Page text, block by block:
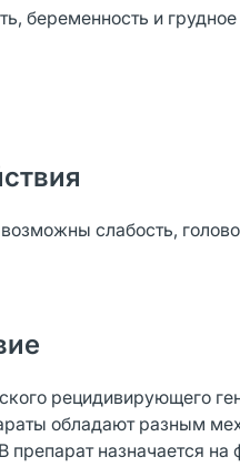
беременность и
слабость,
рецидивирующего
обладают разным
препарат назначается